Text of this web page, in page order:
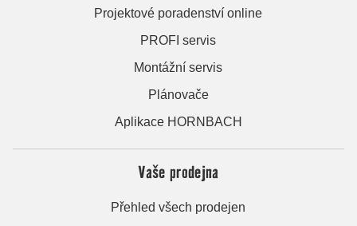
Projektové poradenství online
PROFI servis
Montážní servis
Plánovače
Aplikace HORNBACH
Vaše prodejna
Přehled všech prodejen